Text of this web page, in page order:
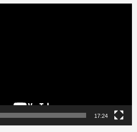
17:24